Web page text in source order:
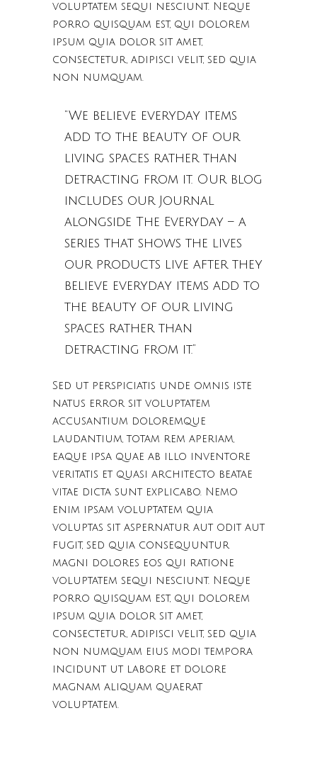
voluptatem sequi nesciunt. Neque
porro quisquam est, qui dolorem
ipsum quia dolor sit amet,
consectetur, adipisci velit, sed quia
non numquam.
“We believe everyday items
add to the beauty of our
living spaces rather than
detracting from it. Our blog
includes our Journal
alongside The Everyday – a
series that shows the lives
our products live after they
believe everyday items add to
the beauty of our living
spaces rather than
detracting from it.”
Sed ut perspiciatis unde omnis iste
natus error sit voluptatem
accusantium doloremque
laudantium, totam rem aperiam,
eaque ipsa quae ab illo inventore
veritatis et quasi architecto beatae
vitae dicta sunt explicabo. Nemo
enim ipsam voluptatem quia
voluptas sit aspernatur aut odit aut
fugit, sed quia consequuntur
magni dolores eos qui ratione
voluptatem sequi nesciunt. Neque
porro quisquam est, qui dolorem
ipsum quia dolor sit amet,
consectetur, adipisci velit, sed quia
non numquam eius modi tempora
incidunt ut labore et dolore
magnam aliquam quaerat
voluptatem.